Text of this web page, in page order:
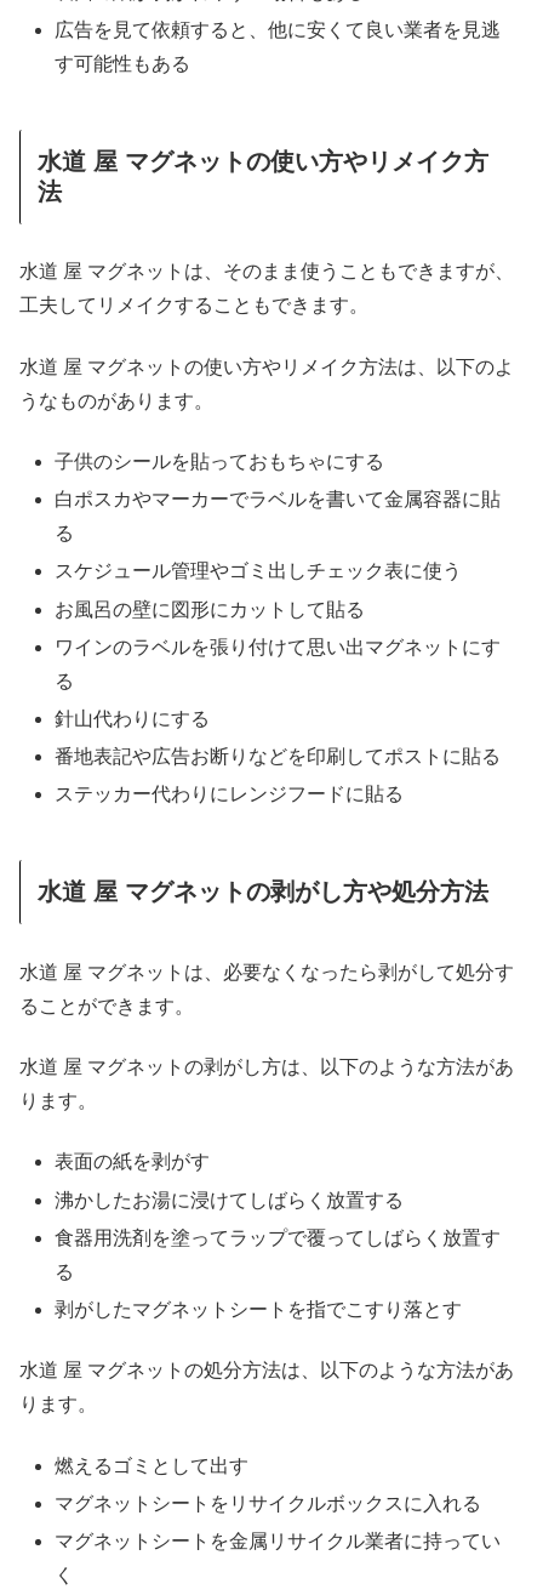
広告を見て依頼すると、他に安くて良い業者を見逃
す可能性もある
水道 屋 マグネットの使い方やリメイク方
法
水道 屋 マグネットは、そのまま使うこともできますが、
工夫してリメイクすることもできます。
水道 屋 マグネットの使い方やリメイク方法は、以下のよ
うなものがあります。
子供のシールを貼っておもちゃにする
白ポスカやマーカーでラベルを書いて金属容器に貼
る
スケジュール管理やゴミ出しチェック表に使う
お風呂の壁に図形にカットして貼る
ワインのラベルを張り付けて思い出マグネットにす
る
針山代わりにする
番地表記や広告お断りなどを印刷してポストに貼る
ステッカー代わりにレンジフードに貼る
水道 屋 マグネットの剥がし方や処分方法
水道 屋 マグネットは、必要なくなったら剥がして処分す
ることができます。
水道 屋 マグネットの剥がし方は、以下のような方法があ
ります。
表面の紙を剥がす
沸かしたお湯に浸けてしばらく放置する
食器用洗剤を塗ってラップで覆ってしばらく放置す
る
剥がしたマグネットシートを指でこすり落とす
水道 屋 マグネットの処分方法は、以下のような方法があ
ります。
燃えるゴミとして出す
マグネットシートをリサイクルボックスに入れる
マグネットシートを金属リサイクル業者に持ってい
く